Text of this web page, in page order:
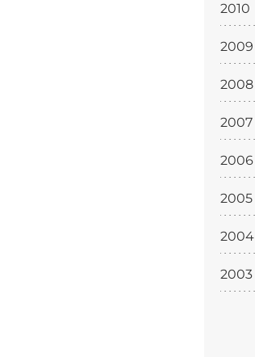
2010
2009
2008
2007
2006
2005
2004
2003